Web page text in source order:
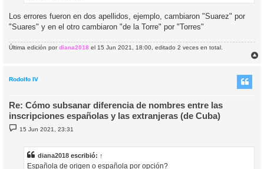
Los errores fueron en dos apellidos, ejemplo, cambiaron "Suarez" por
"Suares" y en el otro cambiaron "de la Torre" por "Torres"
Última edición pordiana2018 el 15 Jun 2021, 18:00, editado 2 veces en total.
Rodolfo IV
Re: Cómo subsanar diferencia de nombres entre las
inscripciones españolas y las extranjeras (de Cuba)
M
e
15 Jun 2021, 23:31
diana2018 escribió: ↑
Española de origen o española por opción?